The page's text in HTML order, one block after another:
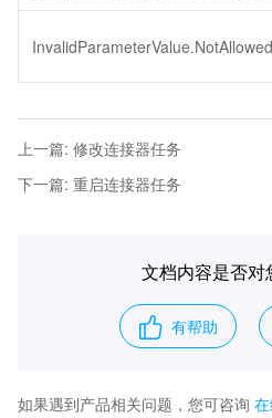
上一篇: 修改连接器任务
下一篇: 重启连接器任务
文档内容是否对
有帮助
如果遇到产品相关问题，您可咨询